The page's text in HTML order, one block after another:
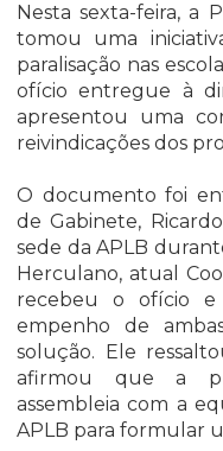
Nesta sexta-feira, a
tomou uma
paralisação nas
ofício entregue à
apresentou uma
reivindicações dos
O documento foi
de Gabinete,
sede da APLB
Herculano, atual
recebeu o ofício e
empenho de
solução. Ele
afirmou que a
assembleia com a
APLB para formular